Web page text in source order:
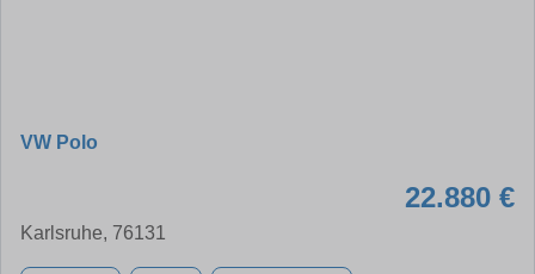
VW Polo
22.880 €
Karlsruhe, 76131